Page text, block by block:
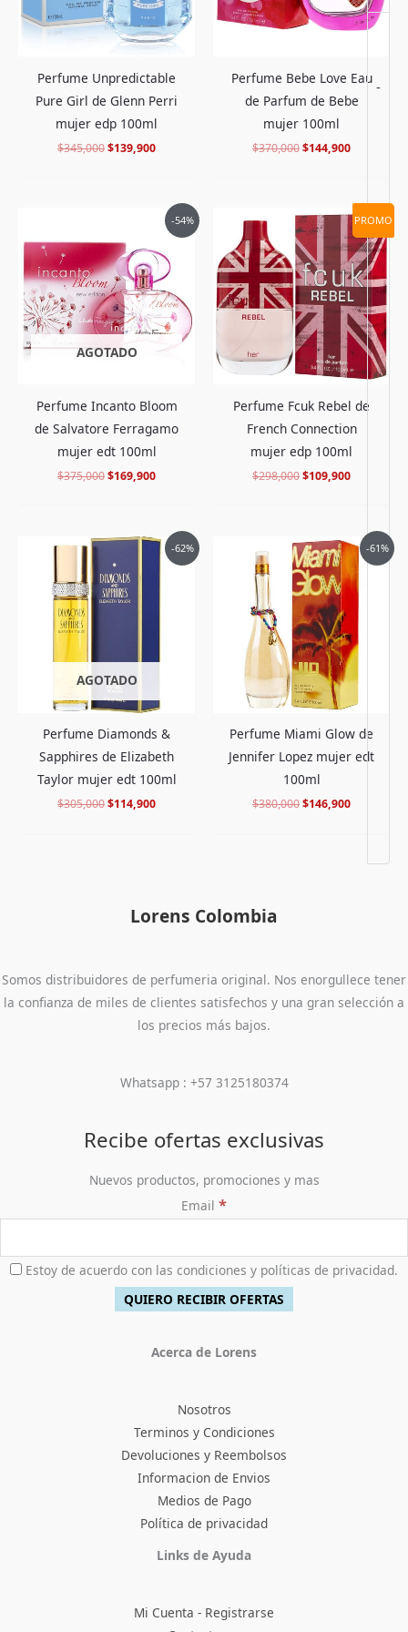
-
Perfume Unpredictable
Pure Girl de Glenn Perri
mujer edp 100ml
$345,000$139,900
Perfume Bebe Love Eau
de Parfum de Bebe
mujer 100ml
$370,000$144,900
-54%
AGOTADO
Perfume Incanto Bloom
de Salvatore Ferragamo
mujer edt 100ml
$375,000
original
era:
$375,000.
$169,900
precio
actual
es:
$169,900.
PROMO
Perfume Fcuk Rebel de
French Connection
mujer edp 100ml
$298,000
El
precio
original
era:
$298,000.
$109,900
El
precio
actual
es:
$109,900.
-62%
AGOTADO
Perfume Diamonds &
Sapphires de Elizabeth
Taylor mujer edt 100ml
$305,000
El
original
era:
$305,000.
$114,900
El
precio
-61%
Perfume Miami Glow de
Jennifer Lopez mujer edt
100ml
$380,000
El
precio
original
era:
$380,000.
$146,900
El
precio
actual
es:
Lorens Colombia
Somos distribuidores de perfumeria original. Nos enorgullece tener
la confianza de miles de clientes satisfechos y una gran selección a
los precios más bajos.
Whatsapp : +57 3125180374
Recibe ofertas exclusivas
Nuevos productos, promociones y mas
Email *
Estoy de acuerdo con las condiciones y políticas de privacidad.
Acerca de Lorens
Nosotros
Terminos y Condiciones
Devoluciones y Reembolsos
Informacion de Envios
Medios de Pago
Política de privacidad
Links de Ayuda
Mi Cuenta - Registrarse
Facebook
Instagram
TikTokPinterest